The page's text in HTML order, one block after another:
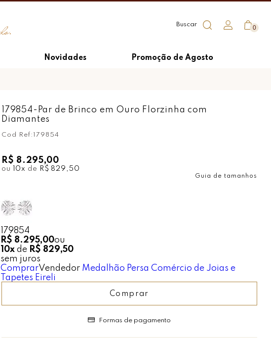
0
Novidades Promoção de Agosto
179854-Par de Brinco em Ouro Florzinha com
Diamantes
Cod Ref: 179854
R$ 8.295,00
ou 10x de R$ 829,50
Guia de tamanhos
179854
R$ 8.295,00ou
10x de R$ 829,50
sem juros
ComprarVendedor Medalhão Persa Comércio de Joias e
Tapetes Eireli
Comprar
Formas de pagamento